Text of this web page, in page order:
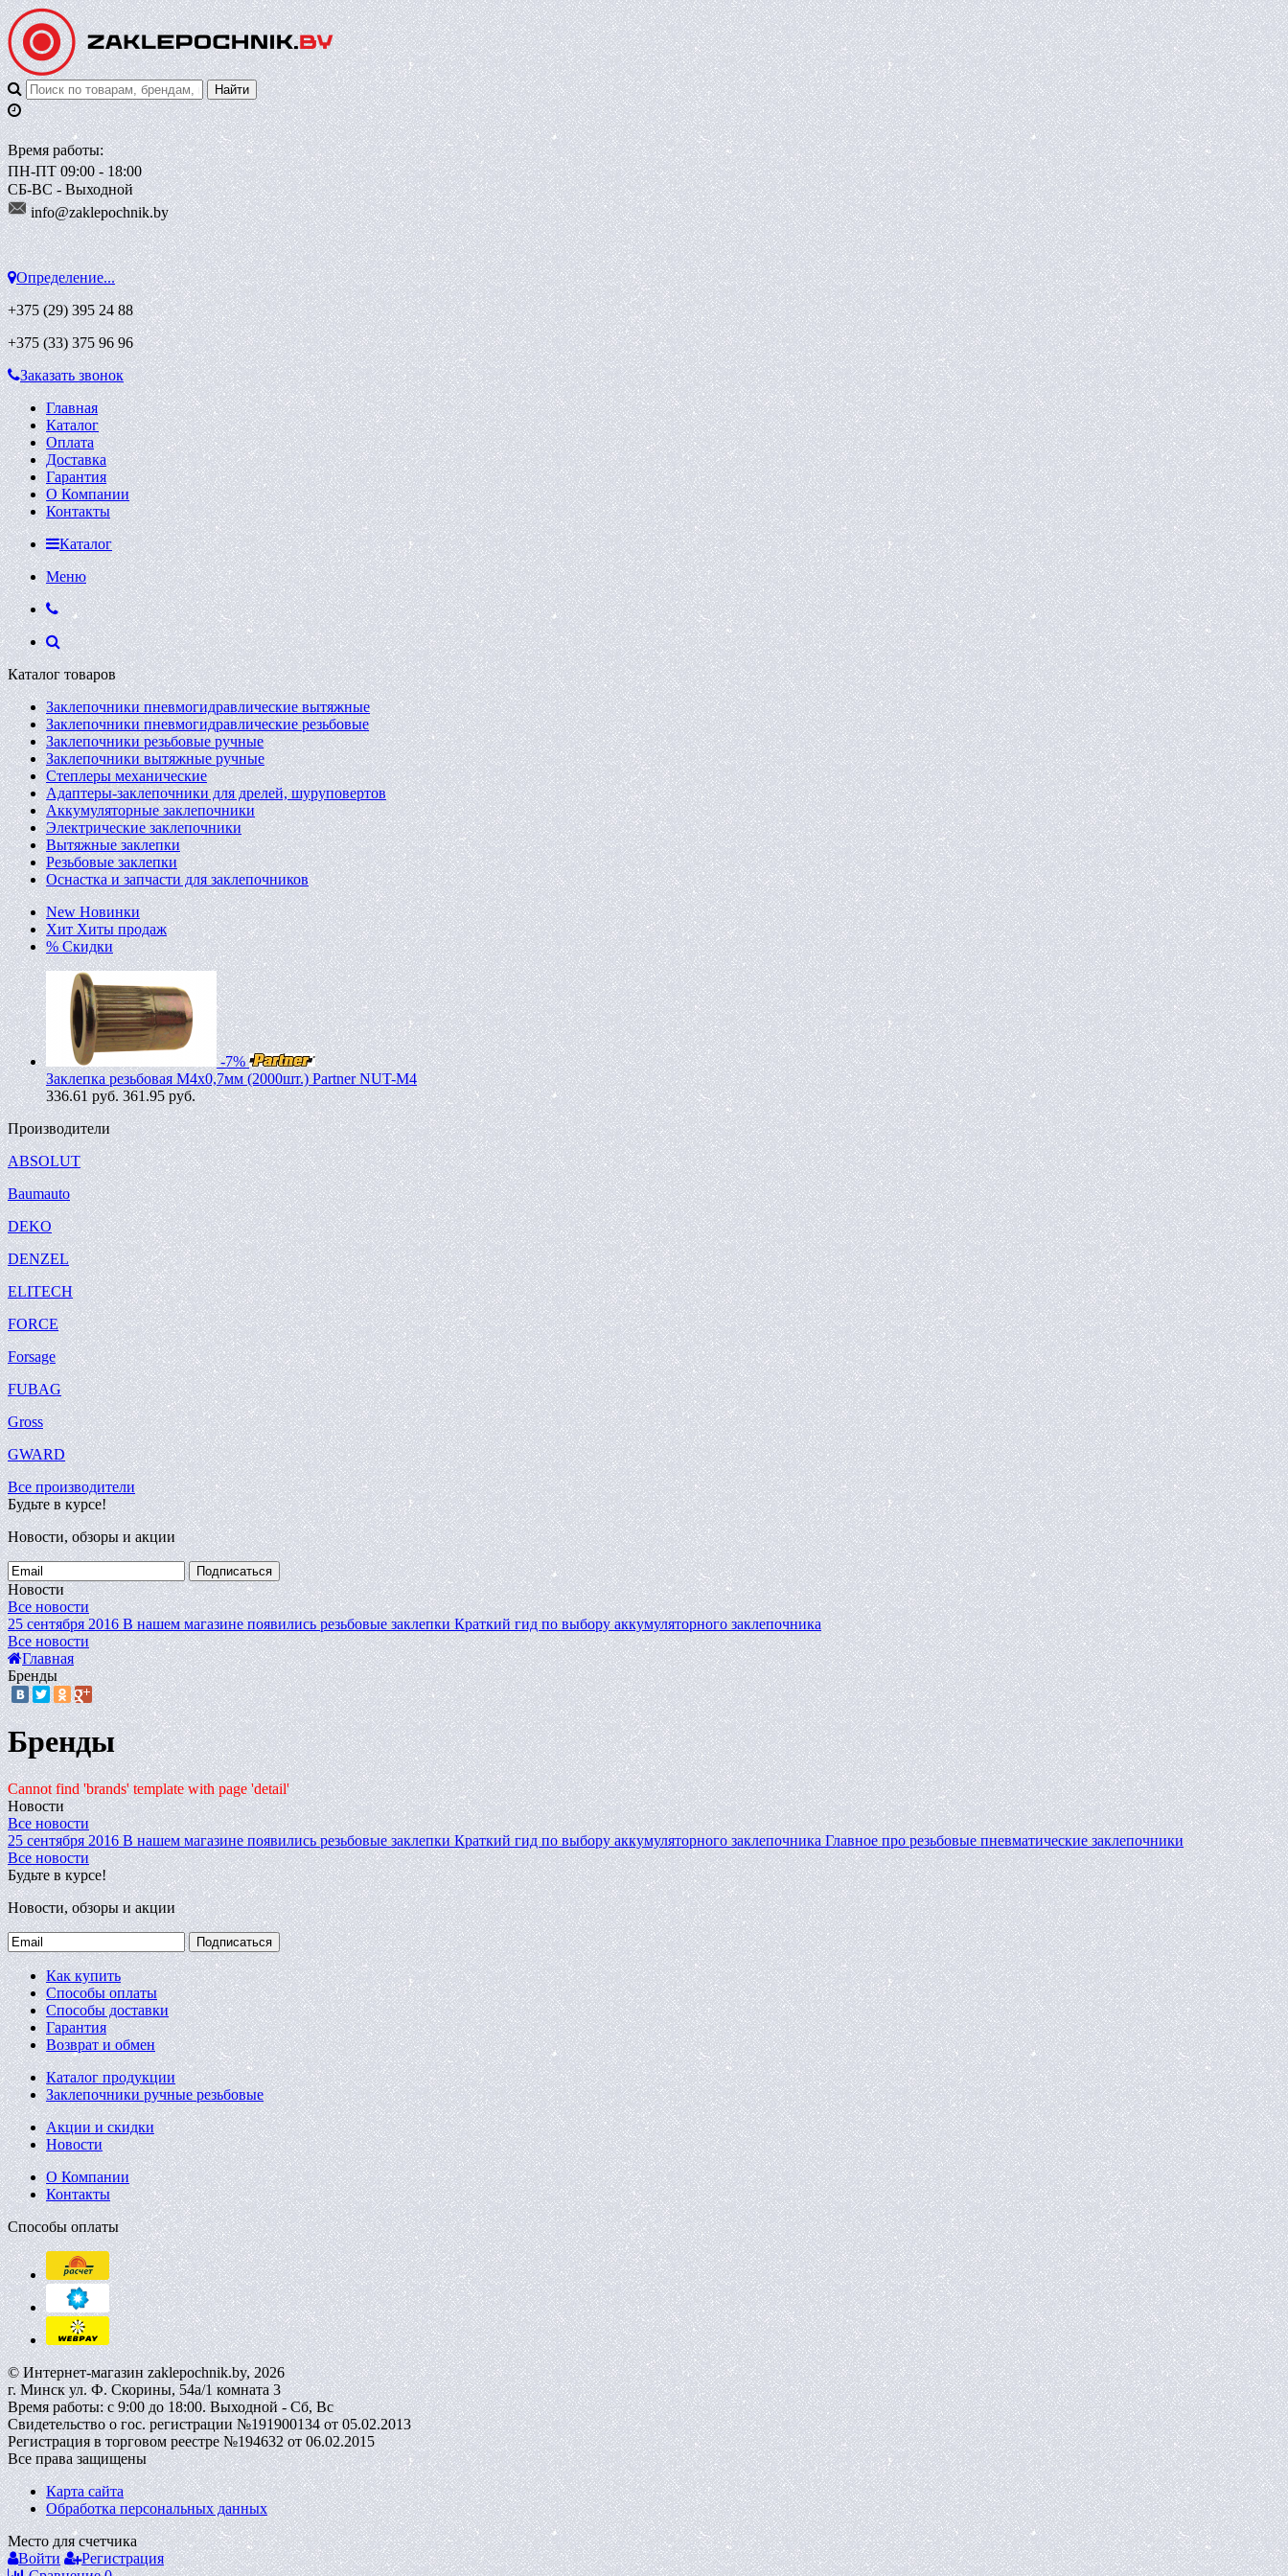
Время работы:
ПН-ПТ 09:00 - 18:00
СБ-ВС - Выходной
info@zaklepochnik.by
Определение...
+375 (29)395 24 88
+375 (33)375 96 96
Заказать звонок
Главная
Каталог
Оплата
Доставка
Гарантия
О Компании
Контакты
Каталог
Меню
Каталог товаров
Заклепочники пневмогидравлические вытяжные
Заклепочники пневмогидравлические резьбовые
Заклепочники резьбовые ручные
Заклепочники вытяжные ручные
Степлеры механические
Адаптеры-заклепочники для дрелей, шуруповертов
Аккумуляторные заклепочники
Электрические заклепочники
Вытяжные заклепки
Резьбовые заклепки
Оснастка и запчасти для заклепочников
New Новинки
Хит Хиты продаж
% Скидки
-7%
Заклепка резьбовая M4х0,7мм (2000шт.) Partner NUT-M4
336.61руб. 361.95 руб.
Производители
ABSOLUT
Baumauto
DEKO
DENZEL
ELITECH
FORCE
Forsage
FUBAG
Gross
GWARD
Все производители
Будьте в курсе!
Новости, обзоры и акции
Подписаться
Новости
Все новости
25 сентября 2016 В нашем магазине появились резьбовые заклепки Краткий гид по выбору аккумуляторного заклепочника
Все новости
Главная
Бренды
Бренды
Cannot find 'brands' template with page 'detail'
Новости
Все новости
25 сентября 2016 В нашем магазине появились резьбовые заклепки Краткий гид по выбору аккумуляторного заклепочника Главное про резьбовые пневматические заклепочники
Все новости
Будьте в курсе!
Новости, обзоры и акции
Подписаться
Как купить
Способы оплаты
Способы доставки
Гарантия
Возврат и обмен
Каталог продукции
Заклепочники ручные резьбовые
Акции и скидки
Новости
О Компании
Контакты
Способы оплаты
© Интернет-магазин zaklepochnik.by, 2026
г. Минск ул. Ф. Скорины, 54а/1 комната 3
Время работы: с 9:00 до 18:00. Выходной - Сб, Вс
Свидетельство о гос. регистрации №191900134 от 05.02.2013
Регистрация в торговом реестре №194632 от 06.02.2015
Все права защищены
Карта сайта
Обработка персональных данных
Место для счетчика
Войти
Регистрация